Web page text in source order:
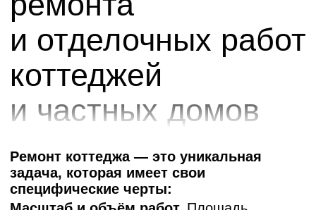
Сложные инженерные коммуникации.
В коттедже, в отличие от квартиры,
системы отопления, водоснабжения
(скважина), канализации (септик)
и вентиляции. Мы имеем большой опыт
работы с такими системами, что позволяет
нам не только обновлять интерьер,
Внешние работы. Ремонт коттеджа
утепление, замену окон и дверей, а также
ремонт или полную замену кровли. Все эти
работы мы можем выполнить в комплексе,
что обеспечивает единый стиль и высокое
качество исполнения.